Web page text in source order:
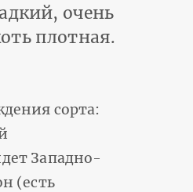
очень
плотная.
сорта:
Западно-
(есть